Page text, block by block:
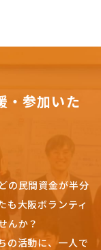
・参加いた
の民間資金が半分
も大阪ボランティ
んか？
の活動に、一人で